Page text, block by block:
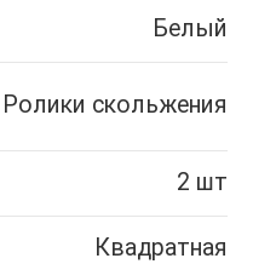
Белый
Ролики скольжения
2 шт
Квадратная